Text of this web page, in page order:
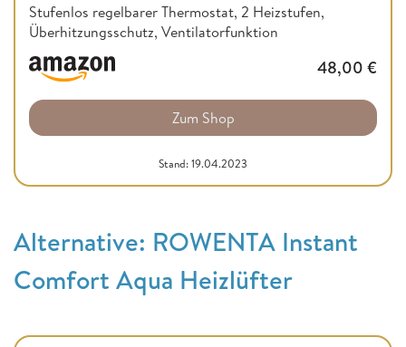
Stufenlos regelbarer Thermostat, 2 Heizstufen,
Überhitzungsschutz, Ventilatorfunktion
48,00 €
Zum Shop
Stand: 19.04.2023
Alternative: ROWENTA Instant
Comfort Aqua Heizlüfter